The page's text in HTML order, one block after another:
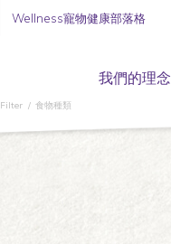
Wellness寵物健康部落格
我們的理念
Filter 食物種類